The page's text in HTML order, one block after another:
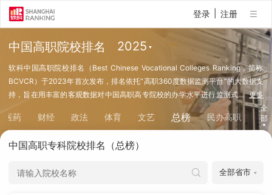
登录 注册
中国高职院校排名
…更多
软科中国高职院校排名（Best Chinese Vocational Colleges Ranking，简称
BCVCR）于2023年首次发布，排名依托“高职360度数据监测平台”的大数据支
持，旨在用丰富的客观数据对中国高职高专院校的办学水平进行监测式
评价，为社会各界了解中国千余所高职高专院校提供参考。软科中国高职院校排
名的特色是突出人才培养的中心地位，百余项评价指标中，人才培养相关的指标
医药 财经 政法 体育 文艺 总榜 民办高职
全
部
中国高职专科院校排名（总榜）